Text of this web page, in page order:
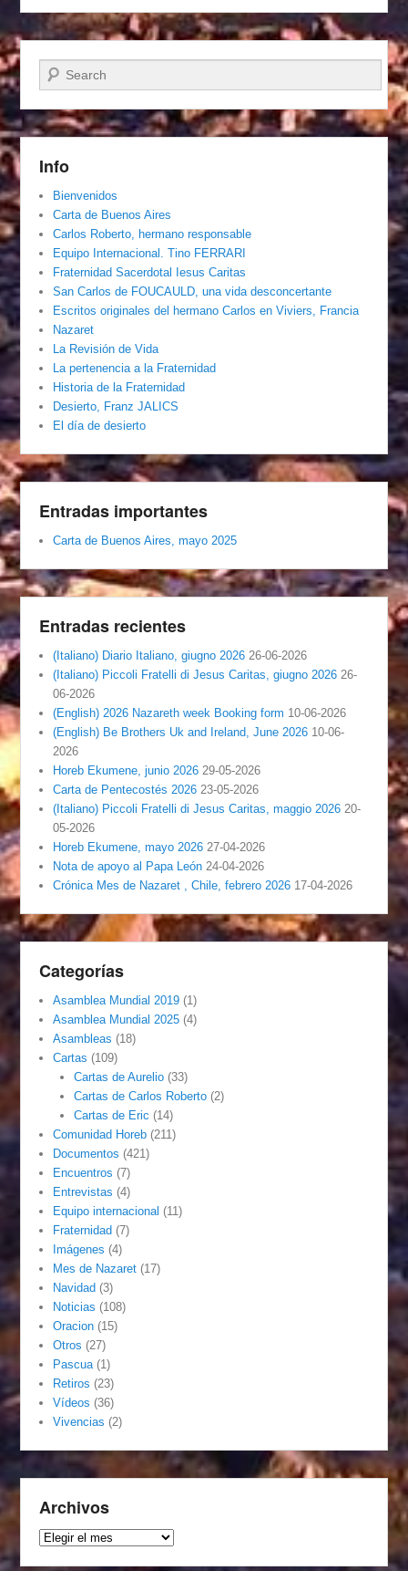
Buscar
Info
Bienvenidos
Carta de Buenos Aires
Carlos Roberto, hermano responsable
Equipo Internacional. Tino FERRARI
Fraternidad Sacerdotal Iesus Caritas
San Carlos de FOUCAULD, una vida desconcertante
Escritos originales del hermano Carlos en Viviers, Francia
Nazaret
La Revisión de Vida
La pertenencia a la Fraternidad
Historia de la Fraternidad
Desierto, Franz JALICS
El día de desierto
Entradas importantes
Carta de Buenos Aires, mayo 2025
Entradas recientes
(Italiano) Diario Italiano, giugno 2026 26-06-2026
(Italiano) Piccoli Fratelli di Jesus Caritas, giugno 2026 26-
06-2026
(English) 2026 Nazareth week Booking form 10-06-2026
(English) Be Brothers Uk and Ireland, June 2026 10-06-
2026
Horeb Ekumene, junio 2026 29-05-2026
Carta de Pentecostés 2026 23-05-2026
(Italiano) Piccoli Fratelli di Jesus Caritas, maggio 2026 20-
05-2026
Horeb Ekumene, mayo 2026 27-04-2026
Nota de apoyo al Papa León 24-04-2026
Crónica Mes de Nazaret , Chile, febrero 2026 17-04-2026
Categorías
Asamblea Mundial 2019 (1)
Asamblea Mundial 2025 (4)
Asambleas (18)
Cartas (109)
Cartas de Aurelio(33)
Cartas de Carlos Roberto(2)
Cartas de Eric (14)
Comunidad Horeb (211)
Documentos (421)
Encuentros (7)
Entrevistas (4)
Equipo internacional (11)
Fraternidad (7)
Imágenes (4)
Mes de Nazaret (17)
Navidad (3)
Noticias (108)
Oracion (15)
Otros (27)
Pascua (1)
Retiros (23)
Vídeos (36)
Vivencias (2)
Archivos
Archivos